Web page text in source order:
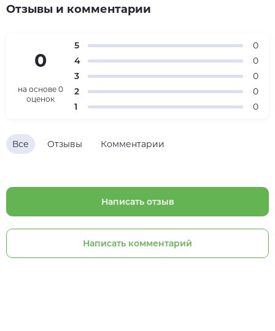
Отзывы и комментарии
Все Отзывы Комментарии
Написать отзыв
Написать комментарий
0
на основе 0
оценок
5
0
4
0
3
0
2
0
1
0